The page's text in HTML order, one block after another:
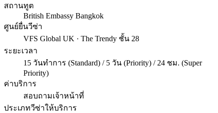
สถานทูต
British Embassy Bangkok
ศูนย์ยื่นวีซ่า
VFS Global UK · The Trendy ชั้น 28
ระยะเวลา
15 วันทำการ (Standard) / 5 วัน (Priority) / 24 ชม. (Super
Priority)
ค่าบริการ
สอบถามเจ้าหน้าที่
ประเภทวีซ่าให้บริการ